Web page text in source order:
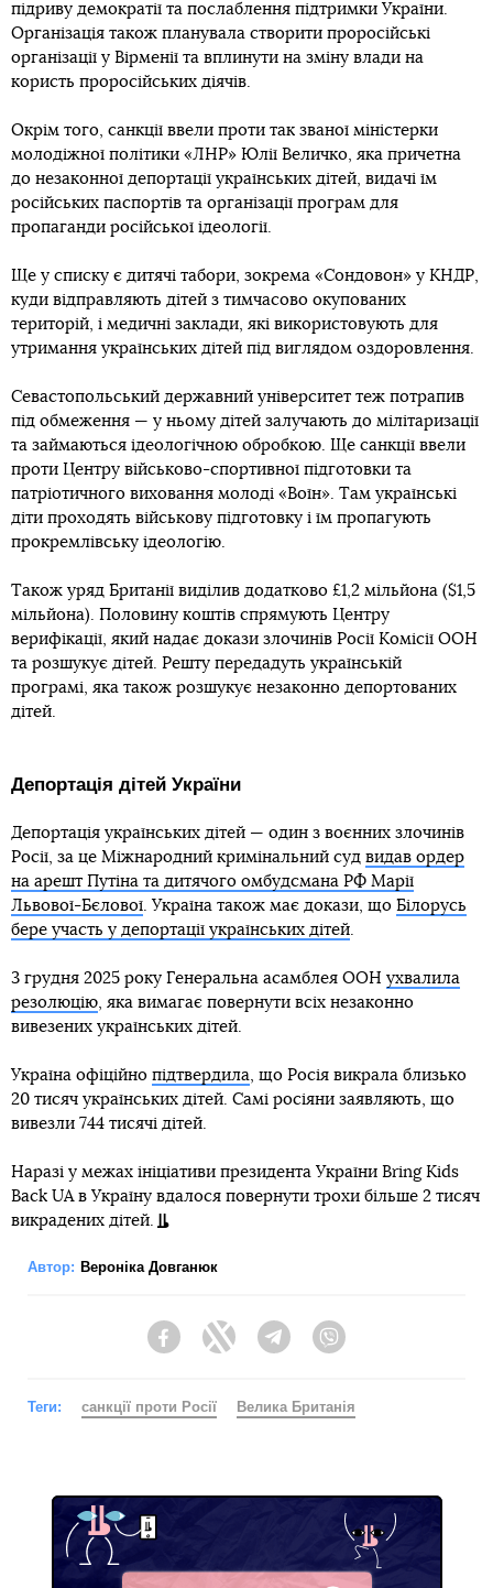
підриву демократії та послаблення підтримки України.
Організація також планувала створити проросійські
організації у Вірменії та вплинути на зміну влади на
користь проросійських діячів.
Окрім того, санкції ввели проти так званої міністерки
молодіжної політики «ЛНР» Юлії Величко, яка причетна
до незаконної депортації українських дітей, видачі їм
російських паспортів та організації програм для
пропаганди російської ідеології.
Ще у списку є дитячі табори, зокрема «Сондовон» у КНДР,
куди відправляють дітей з тимчасово окупованих
територій, і медичні заклади, які використовують для
утримання українських дітей під виглядом оздоровлення.
Севастопольський державний університет теж потрапив
під обмеження — у ньому дітей залучають до мілітаризації
та займаються ідеологічною обробкою. Ще санкції ввели
проти Центру військово-спортивної підготовки та
патріотичного виховання молоді «Воїн». Там українські
діти проходять військову підготовку і їм пропагують
прокремлівську ідеологію.
Також уряд Британії виділив додатково £1,2 мільйона ($1,5
мільйона). Половину коштів спрямують Центру
верифікації, який надає докази злочинів Росії Комісії ООН
та розшукує дітей. Решту передадуть українській
програмі, яка також розшукує незаконно депортованих
дітей.
Депортація дітей України
Депортація українських дітей — один з воєнних злочинів
Росії, за це Міжнародний кримінальний суд видав ордер
на арешт Путіна та дитячого омбудсмана РФ Марії
Львової-Бєлової. Україна також має докази, що Білорусь
бере участь у депортації українських дітей.
3 грудня 2025 року Генеральна асамблея ООН ухвалила
резолюцію, яка вимагає повернути всіх незаконно
вивезених українських дітей.
Україна офіційно підтвердила, що Росія викрала близько
20 тисяч українських дітей. Самі росіяни заявляють, що
вивезли 744 тисячі дітей.
Наразі у межах ініціативи президента України Bring Kids
Back UA в Україну вдалося повернути трохи більше 2 тисяч
викрадених дітей.
Автор: Вероніка Довганюк
FacebookTwitter Telegram
Теги: санкції проти Росії Велика Британія